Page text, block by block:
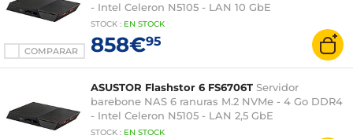
COMPARAR
- Intel Celeron N5105 - LAN 10 GbE
STOCK : EN STOCK
858€95
ASUSTOR Flashstor 6 FS6706T Servidor
barebone NAS 6 ranuras M.2 NVMe - 4 Go DDR4
- Intel Celeron N5105 - LAN 2,5 GbE
STOCK : EN STOCK